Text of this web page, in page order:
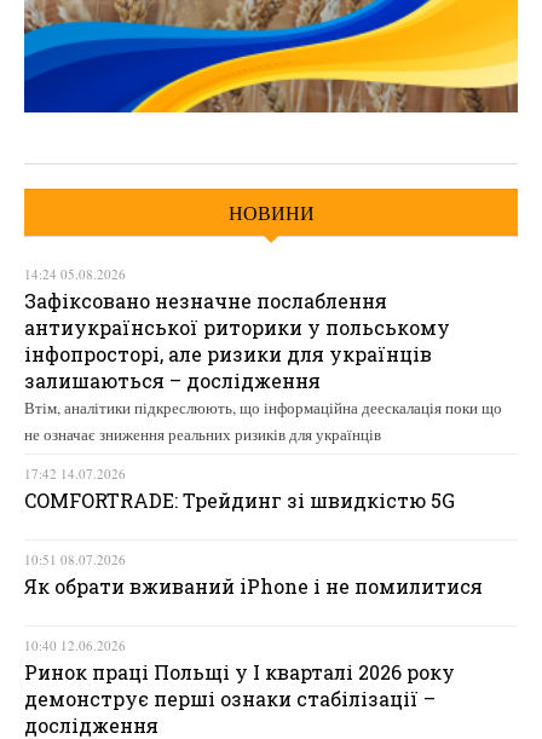
НОВИНИ
14:24 05.08.2026
Зафіксовано незначне послаблення
антиукраїнської риторики у польському
інфопросторі, але ризики для українців
залишаються – дослідження
Втім, аналітики підкреслюють, що інформаційна деескалація поки що
не означає зниження реальних ризиків для українців
17:42 14.07.2026
COMFORTRADE: Трейдинг зі швидкістю 5G
10:51 08.07.2026
Як обрати вживаний iPhone і не помилитися
10:40 12.06.2026
Ринок праці Польщі у І кварталі 2026 року
демонструє перші ознаки стабілізації –
дослідження